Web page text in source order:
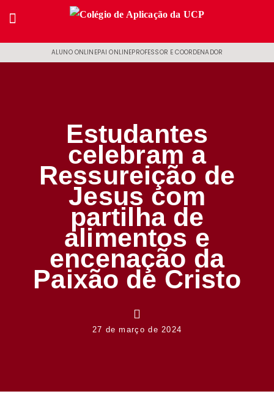
ALUNO ONLINEPAI ONLINEPROFESSOR E COORDENADOR
Estudantes
celebram a
Ressureição de
Jesus com
partilha de
alimentos e
encenação da
Paixão de Cristo
27 de março de 2024